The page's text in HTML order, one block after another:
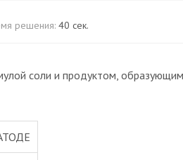
решения: 40 сек.
соли и продуктом,